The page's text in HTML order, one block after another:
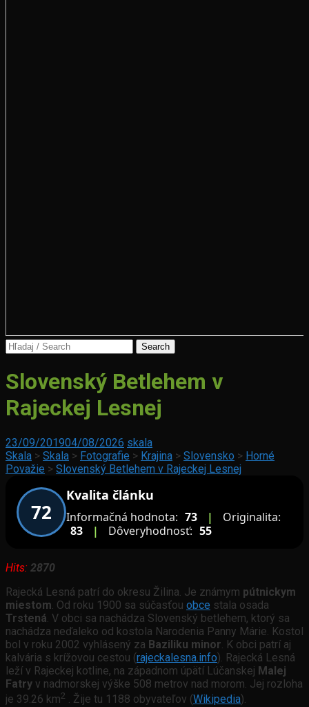
Search
Podtatranská
kotlina
Slovenský Betlehem v
Rajeckej Lesnej
Rajecké
Teplice
23/09/201904/08/2026 skala
Skala > Skala > Fotografie > Krajina > Slovensko > Horné
Považie > Slovenský Betlehem v Rajeckej Lesnej
72
Kvalita článku
Informačná hodnota: 73 |
Originalita:
83
| Dôveryhodnosť: 55
Hits: 2870
Rajecká Lesná patrí do okresu Žilina. Je známym pútnickym
miestom. Od roku 1900 sa súčasťou obce stala osada
Trstená. V obci sa nachádza Slovenský betlehem, ktorý sa
nachádza neďaleko od kostola Narodenia Panny Márie. Kostol
bol v roku 2002 vyhlásený za Baziliku minor. K obci patrí aj
kalvária s krížovou cestou (rajeckalesna.info). Rajecká Lesná
leží v Rajeckej kotline, na západnom úpätí Lúčanskej Malej
Fatry v nadmorskej výške 508 metrov nad morom. Jej rozloha
je 39.26 km2 . Žije tu 1188 obyvateľov (Wikipedia).